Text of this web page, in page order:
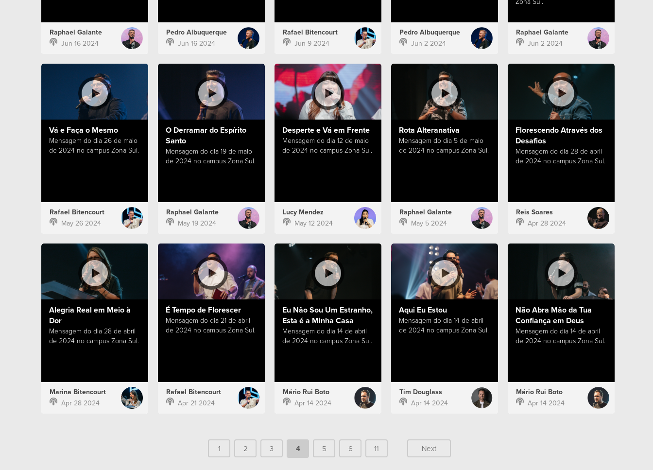
Raphael Galante
Jun 16 2024
Pedro Albuquerque
Jun 16 2024
Rafael Bitencourt
Jun 9 2024
Pedro Albuquerque
Jun 2 2024
Raphael Galante
Jun 2 2024
Vá e Faça o Mesmo
Mensagem do dia 26 de maio
de 2024 no campus Zona Sul.
Rafael Bitencourt
May 26 2024
O Derramar do Espírito
Santo
Mensagem do dia 19 de maio
de 2024 no campus Zona Sul.
Raphael Galante
May 19 2024
Desperte e Vá em Frente
Mensagem do dia 12 de maio
de 2024 no campus Zona Sul.
Lucy Mendez
May 12 2024
Rota Alteranativa
Mensagem do dia 5 de maio
de 2024 no campus Zona Sul.
Raphael Galante
May 5 2024
Florescendo Através dos
Desafios
Mensagem do dia 28 de abril
de 2024 no campus Zona Sul.
Reis Soares
Apr 28 2024
Alegria Real em Meio à
Dor
Mensagem do dia 28 de abril
de 2024 no campus Zona Sul.
Marina Bitencourt
Apr 28 2024
É Tempo de Florescer
Mensagem do dia 21 de abril
de 2024 no campus Zona Sul.
Rafael Bitencourt
Apr 21 2024
Eu Não Sou Um Estranho,
Esta é a Minha Casa
Mensagem do dia 14 de abril
de 2024 no campus Zona Sul.
Mário Rui Boto
Apr 14 2024
Aqui Eu Estou
Mensagem do dia 14 de abril
de 2024 no campus Zona Sul.
Tim Douglass
Apr 14 2024
Não Abra Mão da Tua
Confiança em Deus
Mensagem do dia 14 de abril
de 2024 no campus Zona Sul.
Mário Rui Boto
Apr 14 2024
1 2 3 4 5 6 11 Next